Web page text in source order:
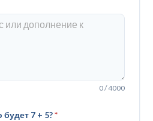
0 / 4000
будет 7 + 5?*